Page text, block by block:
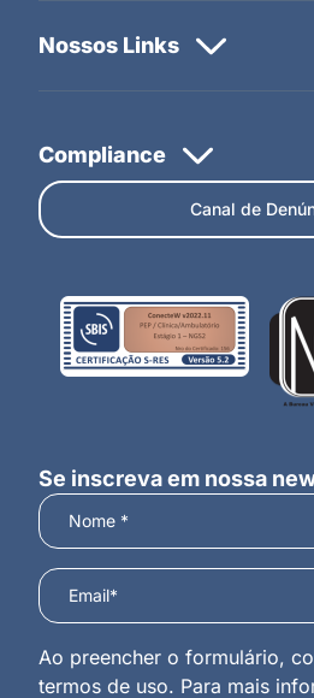
Canal de
Se inscreva em nossa
Ao preencher o formulário,
termos de uso. Para mais